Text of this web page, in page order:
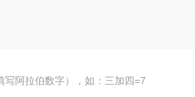
写阿拉伯数字），如：三加四=7